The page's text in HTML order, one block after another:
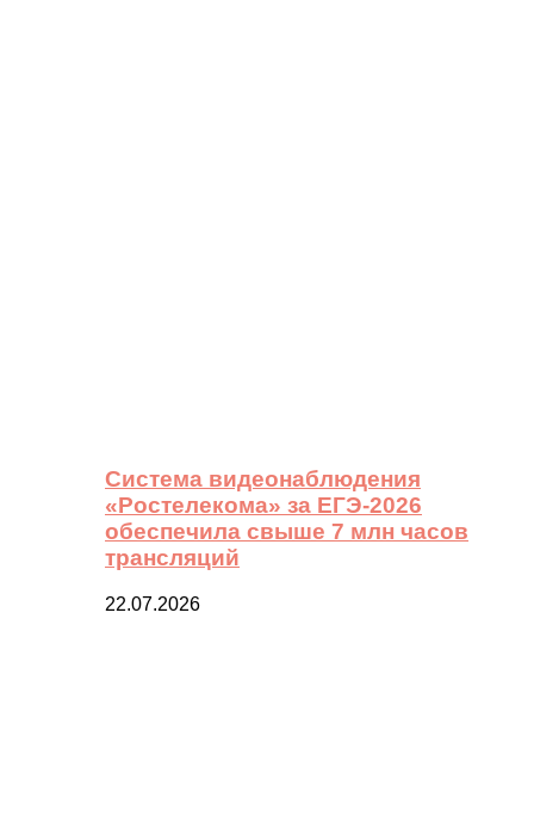
Система видеонаблюдения
«Ростелекома» за ЕГЭ-2026
обеспечила свыше 7 млн часов
трансляций
22.07.2026